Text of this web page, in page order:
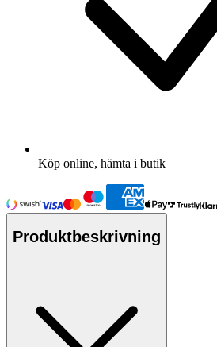
Köp online, hämta i butik
Produktbeskrivning